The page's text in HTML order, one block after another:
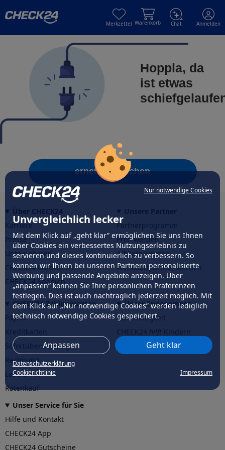
Nur notwendige Cookies
Unvergleichlich lecker
Mit dem Klick auf „geht klar” ermöglichen Sie uns Ihnen
über Cookies ein verbessertes Nutzungserlebnis zu
servieren und dieses kontinuierlich zu verbessern. So
können wir Ihnen bei unseren Partnern personalisierte
Werbung und passende Angebote anzeigen. Über
„anpassen” können Sie Ihre persönlichen Präferenzen
festlegen. Dies ist auch nachträglich jederzeit möglich. Mit
dem Klick auf „Nur notwendige Cookies” werden lediglich
technisch notwendige Cookies gespeichert.
Anpassen Geht klar
Datenschutzerklärung
Cookierichtlinie
Impressum
Merkzettel Warenkorb Chat Anmelden
Hoppla, da
ist etwas
erneut versuchen
Karriere
Presse
Unternehmen
CHECK24 Österreich
CHECK24 Spanien
Partnerprogramm
Profi werden
Affiliate werden
Werkstattpartner werden
CHECK24 Zahlungsarten
PayPal
Sofortüberweisung
Rechnung
Lastschrift
Ratenkauf
Unser Engagement
Nachhaltigkeit
CHECK24hilftder Natur
Unser Service für Sie
Hilfe und Kontakt
CHECK24 App
CHECK24 Gutscheine